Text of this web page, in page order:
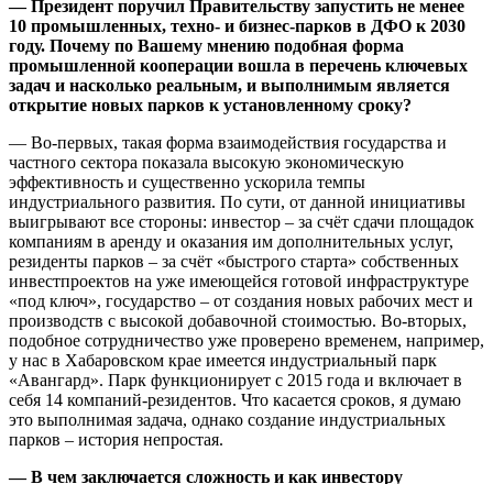
— Президент поручил Правительству запустить не менее
10 промышленных, техно- и бизнес-парков в ДФО к 2030
году. Почему по Вашему мнению подобная форма
промышленной кооперации вошла в перечень ключевых
задач и насколько реальным, и выполнимым является
открытие новых парков к установленному сроку?
— Во-первых, такая форма взаимодействия государства и
частного сектора показала высокую экономическую
эффективность и существенно ускорила темпы
индустриального развития. По сути, от данной инициативы
выигрывают все стороны: инвестор – за счёт сдачи площадок
компаниям в аренду и оказания им дополнительных услуг,
резиденты парков – за счёт «быстрого старта» собственных
инвестпроектов на уже имеющейся готовой инфраструктуре
«под ключ», государство – от создания новых рабочих мест и
производств с высокой добавочной стоимостью. Во-вторых,
подобное сотрудничество уже проверено временем, например,
у нас в Хабаровском крае имеется индустриальный парк
«Авангард». Парк функционирует с 2015 года и включает в
себя 14 компаний-резидентов. Что касается сроков, я думаю
это выполнимая задача, однако создание индустриальных
парков – история непростая.
— В чем заключается сложность и как инвестору